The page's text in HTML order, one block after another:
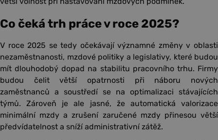
Co čeká trh práce v roce 2025?
V roce 2025 se tedy očekávají významné změny v oblasti
nezaměstnanosti, mzdové politiky a legislativy, které budou
mít dlouhodobý dopad na stabilitu pracovního trhu. Firmy
budou čelit větší opatrnosti při náboru nových
zaměstnanců a soustředí se na optimalizaci stávajících
týmů. Zároveň je ale jasné, že automatická valorizace
minimální mzdy a zrušení zaručené mzdy přinesou větší
předvídatelnost a sníží administrativní zátěž.